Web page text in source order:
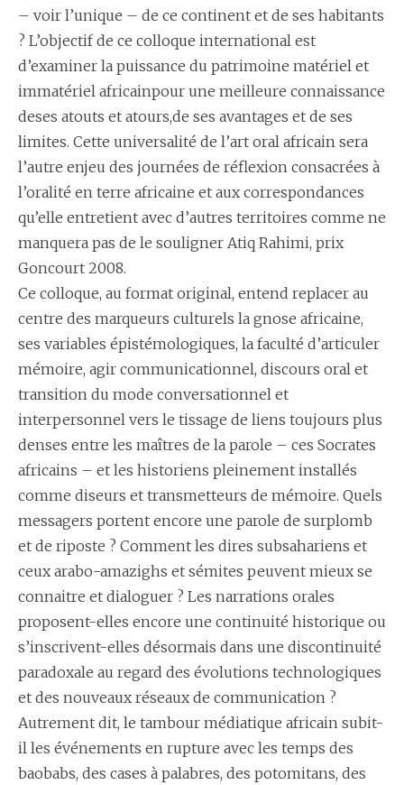
– voir l’unique – de ce continent et de ses habitants
? L’objectif de ce colloque international est
d’examiner la puissance du patrimoine matériel et
immatériel africainpour une meilleure connaissance
deses atouts et atours,de ses avantages et de ses
limites. Cette universalité de l’art oral africain sera
l’autre enjeu des journées de réflexion consacrées à
l’oralité en terre africaine et aux correspondances
qu’elle entretient avec d’autres territoires comme ne
manquera pas de le souligner Atiq Rahimi, prix
Goncourt 2008.
Ce colloque, au format original, entend replacer au
centre des marqueurs culturels la gnose africaine,
ses variables épistémologiques, la faculté d’articuler
mémoire, agir communicationnel, discours oral et
transition du mode conversationnel et
interpersonnel vers le tissage de liens toujours plus
denses entre les maîtres de la parole – ces Socrates
africains – et les historiens pleinement installés
comme diseurs et transmetteurs de mémoire. Quels
messagers portent encore une parole de surplomb
et de riposte ? Comment les dires subsahariens et
ceux arabo-amazighs et sémites peuvent mieux se
connaitre et dialoguer ? Les narrations orales
proposent-elles encore une continuité historique ou
s’inscrivent-elles désormais dans une discontinuité
paradoxale au regard des évolutions technologiques
et des nouveaux réseaux de communication ?
Autrement dit, le tambour médiatique africain subit-
il les événements en rupture avec les temps des
baobabs, des cases à palabres, des potomitans, des